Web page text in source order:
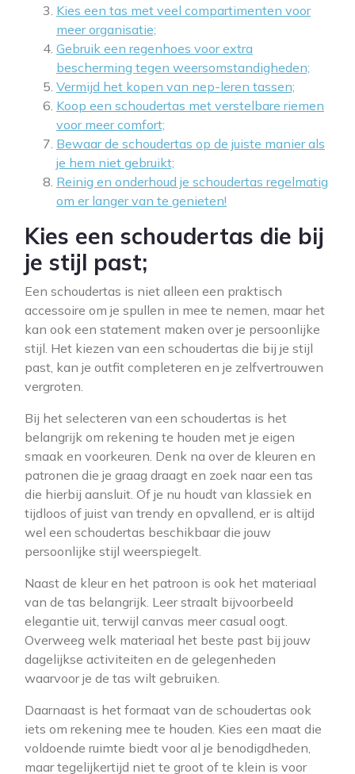
Kies een tas met veel compartimenten voor
meer organisatie;
Gebruik een regenhoes voor extra
bescherming tegen weersomstandigheden;
Vermijd het kopen van nep-leren tassen;
Koop een schoudertas met verstelbare riemen
voor meer comfort;
Bewaar de schoudertas op de juiste manier als
je hem niet gebruikt;
Reinig en onderhoud je schoudertas regelmatig
om er langer van te genieten!
Kies een schoudertas die bij
je stijl past;
Een schoudertas is niet alleen een praktisch
accessoire om je spullen in mee te nemen, maar het
kan ook een statement maken over je persoonlijke
stijl. Het kiezen van een schoudertas die bij je stijl
past, kan je outfit completeren en je zelfvertrouwen
vergroten.
Bij het selecteren van een schoudertas is het
belangrijk om rekening te houden met je eigen
smaak en voorkeuren. Denk na over de kleuren en
patronen die je graag draagt en zoek naar een tas
die hierbij aansluit. Of je nu houdt van klassiek en
tijdloos of juist van trendy en opvallend, er is altijd
wel een schoudertas beschikbaar die jouw
persoonlijke stijl weerspiegelt.
Naast de kleur en het patroon is ook het materiaal
van de tas belangrijk. Leer straalt bijvoorbeeld
elegantie uit, terwijl canvas meer casual oogt.
Overweeg welk materiaal het beste past bij jouw
dagelijkse activiteiten en de gelegenheden
waarvoor je de tas wilt gebruiken.
Daarnaast is het formaat van de schoudertas ook
iets om rekening mee te houden. Kies een maat die
voldoende ruimte biedt voor al je benodigdheden,
maar tegelijkertijd niet te groot of te klein is voor